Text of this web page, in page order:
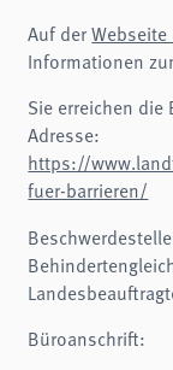
Auf der
Informationen
Sie erreichen die
Adresse:
https://
fuer-barrieren/
Büroanschrift: